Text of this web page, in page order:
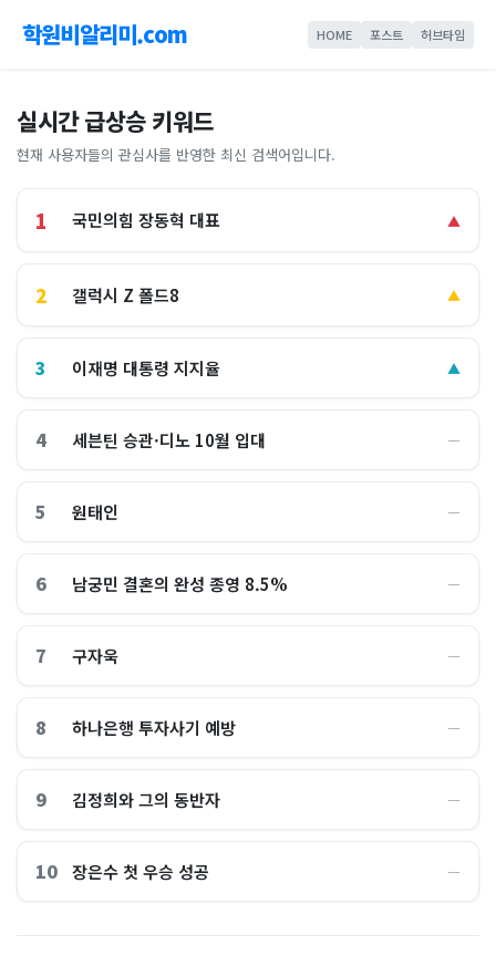
학원비알리미.com HOME 포스트 허브타임
실시간 급상승 키워드
현재 사용자들의 관심사를 반영한 최신 검색어입니다.
1 국민의힘 장동혁 대표 ▲
2 갤럭시 Z 폴드8 ▲
3 이재명 대통령 지지율 ▲
4 세븐틴 승관·디노 10월 입대 ―
5 원태인 ―
6 남궁민 결혼의 완성 종영 8.5% ―
7 구자욱 ―
8 하나은행 투자사기 예방 ―
9 김정희와 그의 동반자 ―
10 장은수 첫 우승 성공 ―